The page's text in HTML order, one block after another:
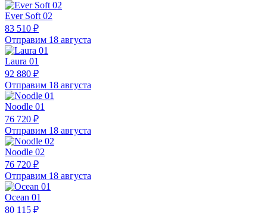
Ever Soft 02
83 510 ₽
Отправим 18 августа
Laura 01
92 880 ₽
Отправим 18 августа
Noodle 01
76 720 ₽
Отправим 18 августа
Noodle 02
76 720 ₽
Отправим 18 августа
Ocean 01
80 115 ₽